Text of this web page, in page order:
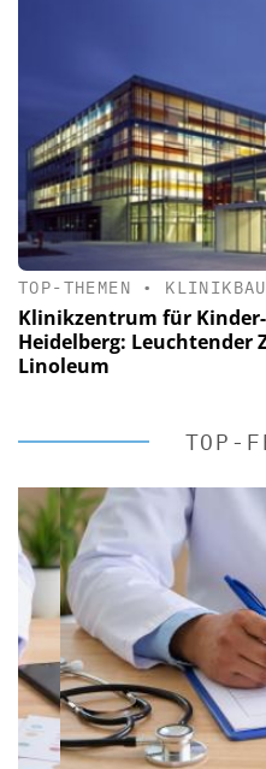
TOP-THEMEN • KLINIKBAU
Klinikzentrum für
Heidelberg:
Linoleum
TOP-